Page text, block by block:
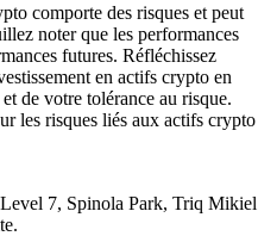
comporte des risques et peut
noter que les performances
futures. Réfléchissez
en actifs crypto en
de votre tolérance au risque.
les risques liés aux actifs crypto
7, Spinola Park, Triq Mikiel